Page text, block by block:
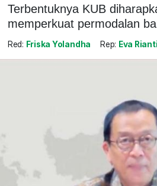
Terbentuknya KUB
memperkuat permodalan
Red: Friska Yolandha Rep: Eva Rianti